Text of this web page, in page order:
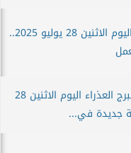
حظك برج القوس اليوم الاثنين 28 يوليو 2025..
التوقعات الفلكية لبرج العذراء اليوم الاثنين 28